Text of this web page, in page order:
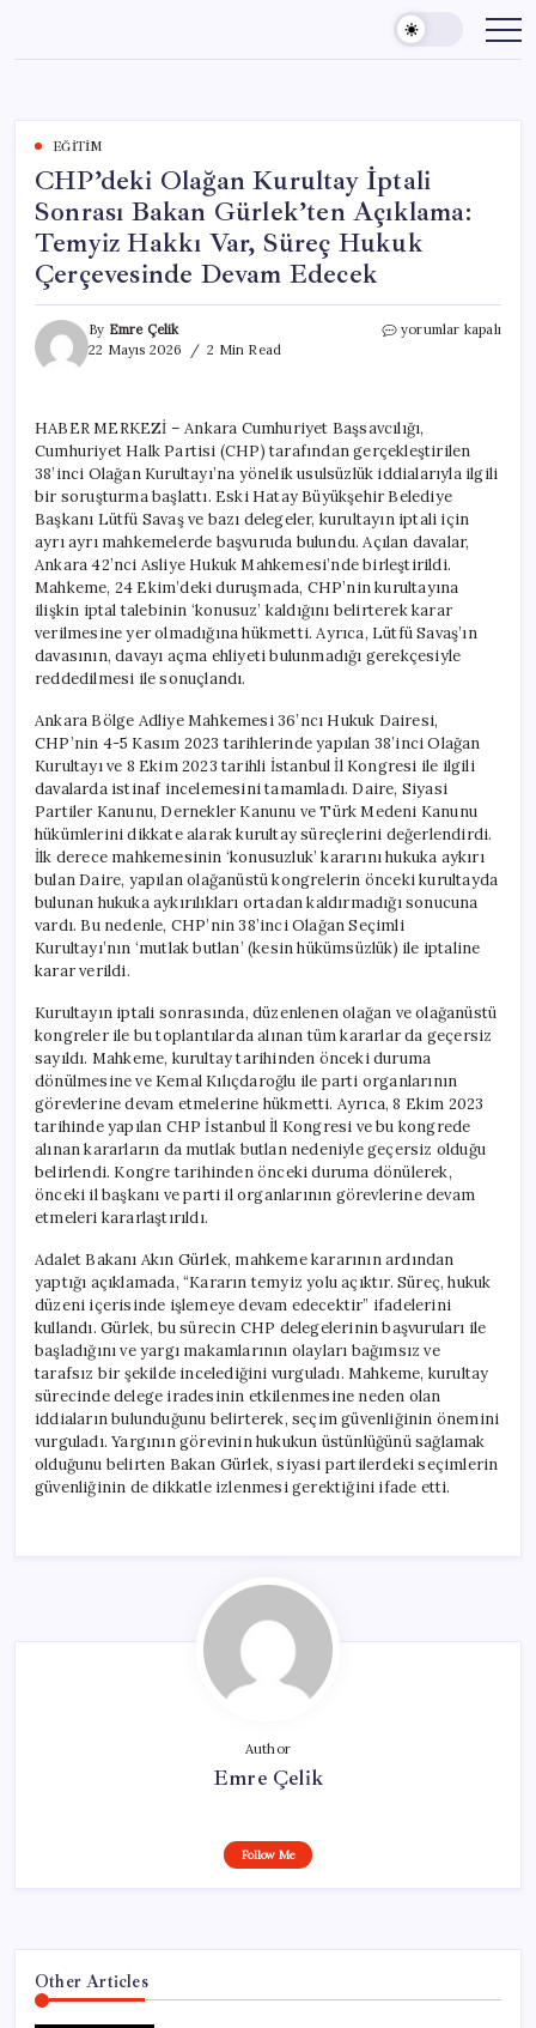
content
EĞITIM
CHP’deki Olağan Kurultay İptali
Sonrası Bakan Gürlek’ten Açıklama:
Temyiz Hakkı Var, Süreç Hukuk
Çerçevesinde Devam Edecek
By Emre Çelik
22 Mayıs 2026
2 Min Read
CHP’deki
Bakan
Gürlek’ten
Açıklama:
Temyiz
Hakkı
Var,
Süreç
Hukuk
Çerçevesinde
Devam
Edecek
için
yorumlar kapalı
HABER MERKEZİ – Ankara Cumhuriyet Başsavcılığı,
Cumhuriyet Halk Partisi (CHP) tarafından gerçekleştirilen
38’inci Olağan Kurultayı’na yönelik usulsüzlük iddialarıyla ilgili
bir soruşturma başlattı. Eski Hatay Büyükşehir Belediye
Başkanı Lütfü Savaş ve bazı delegeler, kurultayın iptali için
ayrı ayrı mahkemelerde başvuruda bulundu. Açılan davalar,
Ankara 42’nci Asliye Hukuk Mahkemesi’nde birleştirildi.
Mahkeme, 24 Ekim’deki duruşmada, CHP’nin kurultayına
ilişkin iptal talebinin ‘konusuz’ kaldığını belirterek karar
verilmesine yer olmadığına hükmetti. Ayrıca, Lütfü Savaş’ın
davasının, davayı açma ehliyeti bulunmadığı gerekçesiyle
reddedilmesi ile sonuçlandı.
Ankara Bölge Adliye Mahkemesi 36’ncı Hukuk Dairesi,
CHP’nin 4-5 Kasım 2023 tarihlerinde yapılan 38’inci Olağan
Kurultayı ve 8 Ekim 2023 tarihli İstanbul İl Kongresi ile ilgili
davalarda istinaf incelemesini tamamladı. Daire, Siyasi
Partiler Kanunu, Dernekler Kanunu ve Türk Medeni Kanunu
hükümlerini dikkate alarak kurultay süreçlerini değerlendirdi.
İlk derece mahkemesinin ‘konusuzluk’ kararını hukuka aykırı
bulan Daire, yapılan olağanüstü kongrelerin önceki kurultayda
bulunan hukuka aykırılıkları ortadan kaldırmadığı sonucuna
vardı. Bu nedenle, CHP’nin 38’inci Olağan Seçimli
Kurultayı’nın ‘mutlak butlan’ (kesin hükümsüzlük) ile iptaline
karar verildi.
Kurultayın iptali sonrasında, düzenlenen olağan ve olağanüstü
kongreler ile bu toplantılarda alınan tüm kararlar da geçersiz
sayıldı. Mahkeme, kurultay tarihinden önceki duruma
dönülmesine ve Kemal Kılıçdaroğlu ile parti organlarının
görevlerine devam etmelerine hükmetti. Ayrıca, 8 Ekim 2023
tarihinde yapılan CHP İstanbul İl Kongresi ve bu kongrede
alınan kararların da mutlak butlan nedeniyle geçersiz olduğu
belirlendi. Kongre tarihinden önceki duruma dönülerek,
önceki il başkanı ve parti il organlarının görevlerine devam
etmeleri kararlaştırıldı.
Adalet Bakanı Akın Gürlek, mahkeme kararının ardından
yaptığı açıklamada, “Kararın temyiz yolu açıktır. Süreç, hukuk
düzeni içerisinde işlemeye devam edecektir” ifadelerini
kullandı. Gürlek, bu sürecin CHP delegelerinin başvuruları ile
başladığını ve yargı makamlarının olayları bağımsız ve
tarafsız bir şekilde incelediğini vurguladı. Mahkeme, kurultay
sürecinde delege iradesinin etkilenmesine neden olan
iddiaların bulunduğunu belirterek, seçim güvenliğinin önemini
vurguladı. Yargının görevinin hukukun üstünlüğünü sağlamak
olduğunu belirten Bakan Gürlek, siyasi partilerdeki seçimlerin
güvenliğinin de dikkatle izlenmesi gerektiğini ifade etti.
Author
Emre Çelik
Follow Me
Other Articles